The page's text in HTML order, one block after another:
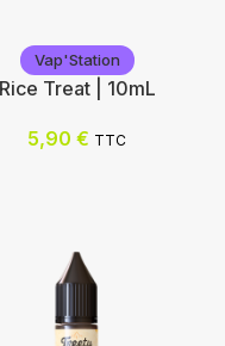
Choix des options
Vap'Station
Rice Treat | 10mL
5,90 € TTC